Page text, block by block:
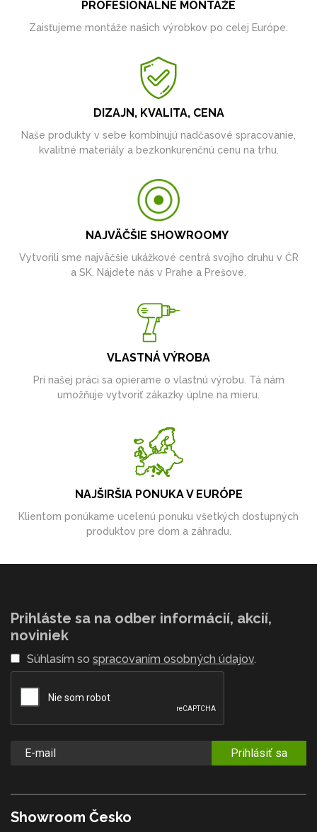
PROFESIONÁLNE MONTÁŽE
Zaisťujeme montáže našich výrobkov po celej Európe.
DIZAJN, KVALITA, CENA
Naše produkty v sebe kombinujú nadčasové spracovanie,
kvalitné materiály a bezkonkurenčnú cenu na trhu.
NAJVÄČŠIE SHOWROOMY
Vytvorili sme najväčšie ukážkové centrá svojho druhu v ČR
a SK. Nájdete nás v Prahe a Prešove.
VLASTNÁ VÝROBA
Pri našej práci sa opierame o vlastnú výrobu. Tá nám
umožňuje vytvoriť zákazky úplne na mieru.
NAJŠIRŠIA PONUKA V EURÓPE
Klientom ponúkame ucelenú ponuku všetkých dostupných
produktov pre dom a záhradu.
Prihláste sa na odber informácií, akcií,
noviniek
Súhlasím so spracovaním osobných údajov.
Prihlásiť sa
Showroom Česko